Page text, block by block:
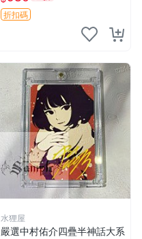
證 簽名周邊
折扣碼
水狸屋
嚴選中村佑介四疊半神話大系